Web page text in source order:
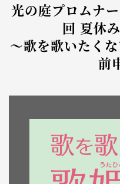
光の庭プロムナ
回 夏休
～歌を歌いたく
前